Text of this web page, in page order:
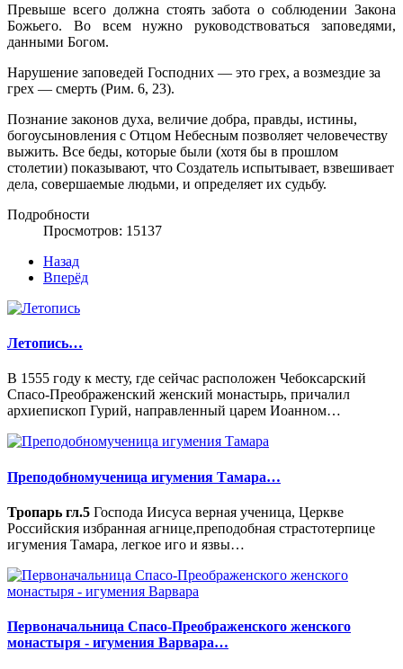
Превыше всего должна стоять забота о соблюдении Закона
Божьего. Во всем нужно руководствоваться заповедями,
данными Богом.
Нарушение заповедей Господних — это грех, а возмездие за
грех — смерть (Рим. 6, 23).
Познание законов духа, величие добра, правды, истины,
богоусыновления с Отцом Небесным позволяет человечеству
выжить. Все беды, кото­рые были (хотя бы в прошлом
столетии) показывают, что Создатель испы­тывает, взвешивает
дела, совершаемые людьми, и определяет их судьбу.
Подробности
Просмотров: 15137
Назад
Вперёд
Летопись…
В 1555 году к месту, где сейчас расположен Чебоксарский
Спасо-Преображенский женский монастырь, причалил
архиепископ Гурий, направленный царем Иоанном…
Преподобномученица игумения Тамара…
Тропарь гл.5 Господа Иисуса верная ученица, Церкве
Российския избранная агнице,преподобная страстотерпице
игумения Тамара, легкое иго и язвы…
Первоначальница Спасо-Преображенского женского
монастыря - игумения Варвара…